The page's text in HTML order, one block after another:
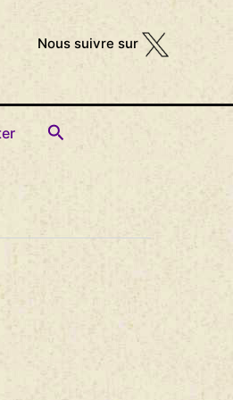
Nous suivre sur
Rechercher